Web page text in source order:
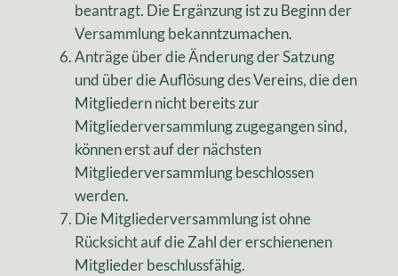
beantragt. Die Ergänzung ist zu Beginn der
Versammlung bekanntzumachen.
Anträge über die Änderung der Satzung
und über die Auflösung des Vereins, die den
Mitgliedern nicht bereits zur
Mitgliederversammlung zugegangen sind,
können erst auf der nächsten
Mitgliederversammlung beschlossen
werden.
Die Mitgliederversammlung ist ohne
Rücksicht auf die Zahl der erschienenen
Mitglieder beschlussfähig.